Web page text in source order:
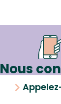
Nous